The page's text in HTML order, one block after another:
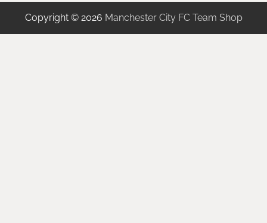
Copyright © 2026 Manchester City FC Team Shop